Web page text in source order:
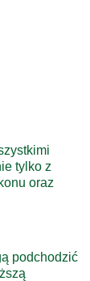
tylko z
oraz
podchodzić